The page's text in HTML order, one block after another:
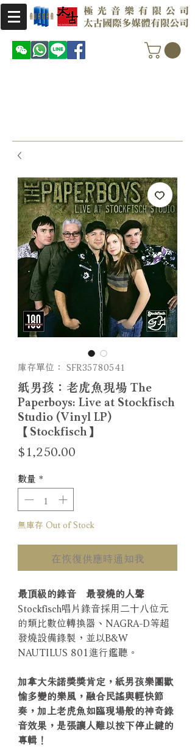
庫存單位： SFR35780541
紙男孩：老虎魚現場 The
Paperboys: Live at Stockfisch
Studio (Vinyl LP)
【Stockfisch】
$1,250.00
數量 *
無庫存 Out of Stock
在恢復供應時通知我
最頂級的錄音 最發燒的人聲
Stockfisch唱片錄音採用二十八位元
的類比數位轉換器、NAGRA-D等超
發燒設備錄製，並以B&W
NAUTILUS 801進行鑑聽。
加拿大朱諾獎獎肯定，紙男孩樂團歡
愉多變的樂風，融合民謠與輕快節
奏，加上老虎魚如臨現場般的神奇錄
音效果，是張讓人難以按下停止鍵的
專輯！